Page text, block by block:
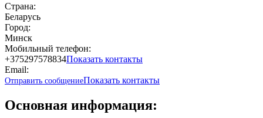
Страна:
Беларусь
Город:
Минск
Мобильный телефон:
+375297578834Показать контакты
Email:
Отправить сообщениеПоказать контакты
Основная информация: